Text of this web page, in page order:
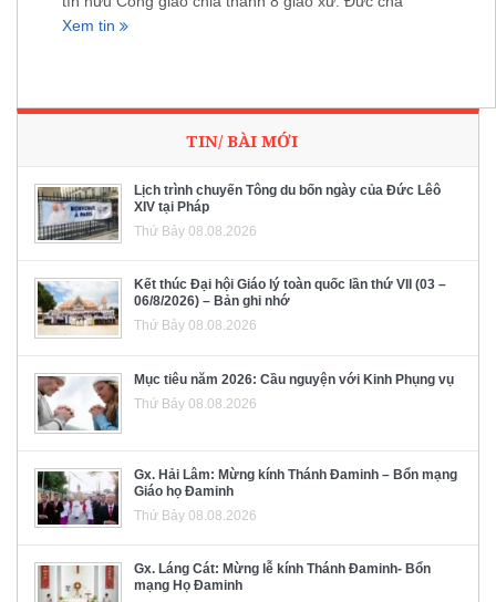
Xem tin
TIN/ BÀI MỚI
Lịch trình chuyến Tông du bốn ngày của Đức Lêô
XIV tại Pháp
Thứ Bảy 08.08.2026
Kết thúc Đại hội Giáo lý toàn quốc lần thứ VII (03 –
06/8/2026) – Bản ghi nhớ
Thứ Bảy 08.08.2026
Mục tiêu năm 2026: Cầu nguyện với Kinh Phụng vụ
Thứ Bảy 08.08.2026
Gx. Hải Lâm: Mừng kính Thánh Đaminh – Bổn mạng
Giáo họ Đaminh
Thứ Bảy 08.08.2026
Gx. Láng Cát: Mừng lễ kính Thánh Đaminh- Bổn
mạng Họ Đaminh